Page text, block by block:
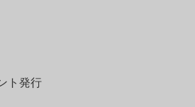
ト発行